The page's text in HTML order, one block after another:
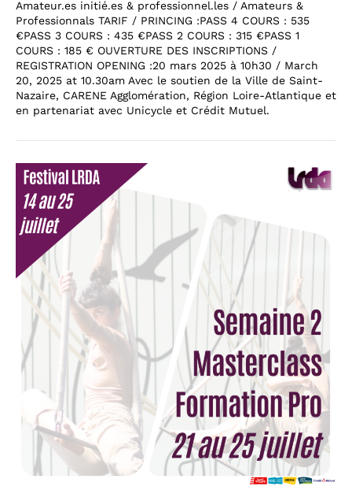
Amateur.es initié.es & professionnel.les / Amateurs &
Professionnals TARIF / PRINCING :PASS 4 COURS : 535
€PASS 3 COURS : 435 €PASS 2 COURS : 315 €PASS 1
COURS : 185 € OUVERTURE DES INSCRIPTIONS /
REGISTRATION OPENING :20 mars 2025 à 10h30 / March
20, 2025 at 10.30am Avec le soutien de la Ville de Saint-
Nazaire, CARENE Agglomération, Région Loire-Atlantique et
en partenariat avec Unicycle et Crédit Mutuel.